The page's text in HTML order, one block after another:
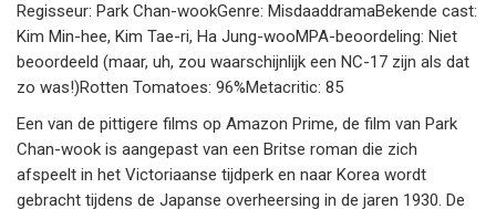
Regisseur: Park Chan-wookGenre: MisdaaddramaBekende cast:
Kim Min-hee, Kim Tae-ri, Ha Jung-wooMPA-beoordeling: Niet
beoordeeld (maar, uh, zou waarschijnlijk een NC-17 zijn als dat
zo was!)Rotten Tomatoes: 96%Metacritic: 85
Een van de pittigere films op Amazon Prime, de film van Park
Chan-wook is aangepast van een Britse roman die zich
afspeelt in het Victoriaanse tijdperk en naar Korea wordt
gebracht tijdens de Japanse overheersing in de jaren 1930. De